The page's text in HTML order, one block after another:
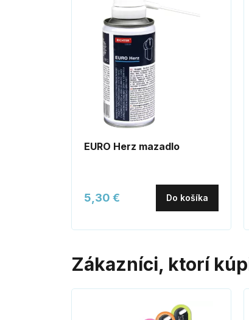
EURO Herz mazadlo
5,30 € Do košíka
Zákazníci, ktorí